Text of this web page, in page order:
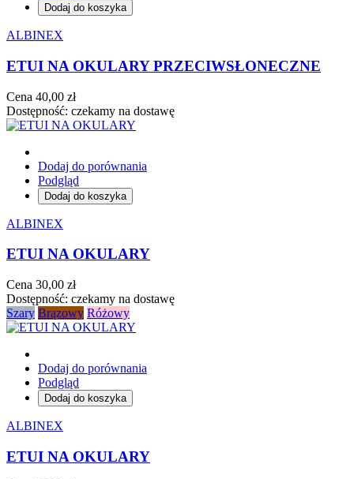
Dodaj do koszyka
ALBINEX
ETUI NA OKULARY PRZECIWSŁONECZNE
Cena 40,00 zł
Dostępność: czekamy na dostawę
Dodaj do porównania
Podgląd
Dodaj do koszyka
ALBINEX
ETUI NA OKULARY
Cena 30,00 zł
Dostępność: czekamy na dostawę
Szary Brązowy Różowy
Dodaj do porównania
Podgląd
Dodaj do koszyka
ALBINEX
ETUI NA OKULARY